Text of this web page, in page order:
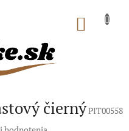
čiernýPIT00558